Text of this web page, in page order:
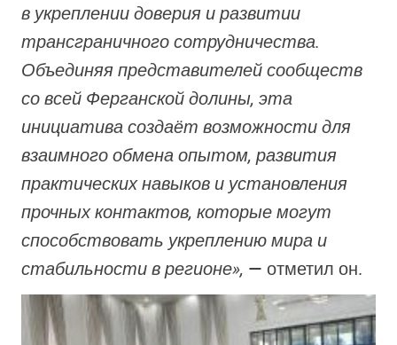
в укреплении доверия и развитии
трансграничного сотрудничества.
Объединяя представителей сообществ
со всей Ферганской долины, эта
инициатива создаёт возможности для
взаимного обмена опытом, развития
практических навыков и установления
прочных контактов, которые могут
способствовать укреплению мира и
стабильности в регионе», — отметил он.